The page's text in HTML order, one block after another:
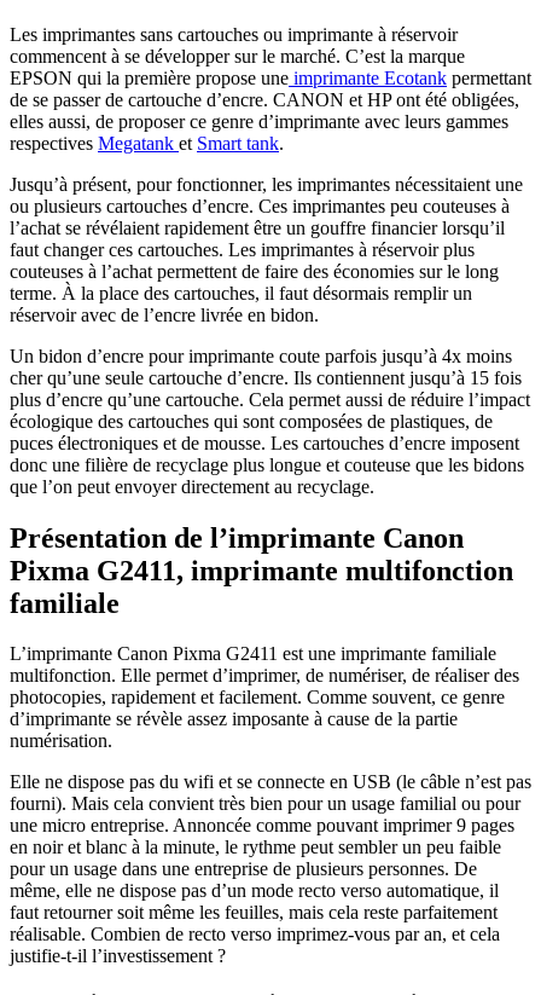
Les imprimantes sans cartouches ou imprimante à réservoir
commencent à se développer sur le marché. C’est la marque
EPSON qui la première propose une imprimante Ecotank permettant
de se passer de cartouche d’encre. CANON et HP ont été obligées,
elles aussi, de proposer ce genre d’imprimante avec leurs gammes
respectives Megatank et Smart tank.
Jusqu’à présent, pour fonctionner, les imprimantes nécessitaient une
ou plusieurs cartouches d’encre. Ces imprimantes peu couteuses à
l’achat se révélaient rapidement être un gouffre financier lorsqu’il
faut changer ces cartouches. Les imprimantes à réservoir plus
couteuses à l’achat permettent de faire des économies sur le long
terme. À la place des cartouches, il faut désormais remplir un
réservoir avec de l’encre livrée en bidon.
Un bidon d’encre pour imprimante coute parfois jusqu’à 4x moins
cher qu’une seule cartouche d’encre. Ils contiennent jusqu’à 15 fois
plus d’encre qu’une cartouche. Cela permet aussi de réduire l’impact
écologique des cartouches qui sont composées de plastiques, de
puces électroniques et de mousse. Les cartouches d’encre imposent
donc une filière de recyclage plus longue et couteuse que les bidons
que l’on peut envoyer directement au recyclage.
Présentation de l’imprimante Canon
Pixma G2411, imprimante multifonction
familiale
L’imprimante Canon Pixma G2411 est une imprimante familiale
multifonction. Elle permet d’imprimer, de numériser, de réaliser des
photocopies, rapidement et facilement. Comme souvent, ce genre
d’imprimante se révèle assez imposante à cause de la partie
numérisation.
Elle ne dispose pas du wifi et se connecte en USB (le câble n’est pas
fourni). Mais cela convient très bien pour un usage familial ou pour
une micro entreprise. Annoncée comme pouvant imprimer 9 pages
en noir et blanc à la minute, le rythme peut sembler un peu faible
pour un usage dans une entreprise de plusieurs personnes. De
même, elle ne dispose pas d’un mode recto verso automatique, il
faut retourner soit même les feuilles, mais cela reste parfaitement
réalisable. Combien de recto verso imprimez-vous par an, et cela
justifie-t-il l’investissement ?